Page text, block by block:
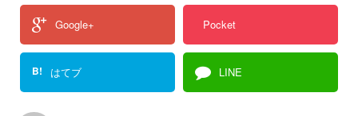
Google+ Pocket
B! はてブ LINE